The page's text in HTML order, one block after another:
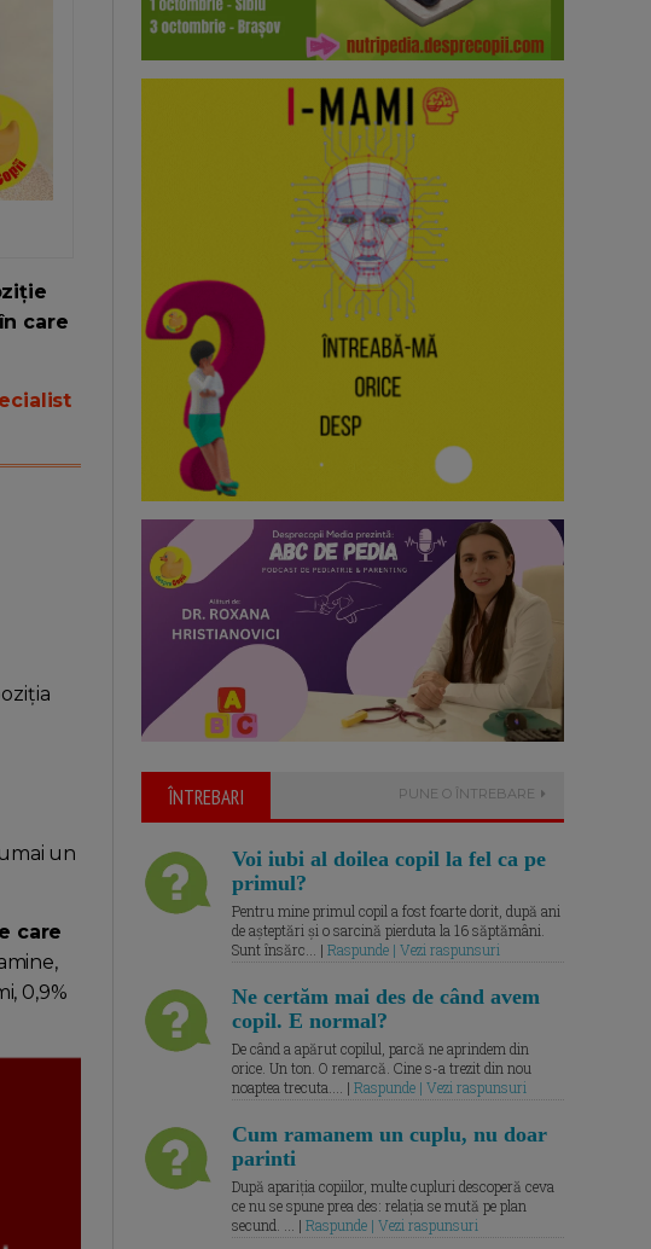
care
un
care
0,9%
ÎNTREBARI PUNE O ÎNTREBARE
Voi iubi al doilea copil la fel ca pe
primul?
Pentru mine primul copil a fost foarte dorit, după ani
de așteptări și o sarcină pierduta la 16 săptămâni.
Sunt însărc... | Raspunde | Vezi raspunsuri
Ne certăm mai des de când avem
copil. E normal?
De când a apărut copilul, parcă ne aprindem din
orice. Un ton. O remarcă. Cine s-a trezit din nou
noaptea trecuta.... | Raspunde | Vezi raspunsuri
Cum ramanem un cuplu, nu doar
parinti
După apariția copiilor, multe cupluri descoperă ceva
ce nu se spune prea des: relația se mută pe plan
secund. ... | Raspunde | Vezi raspunsuri